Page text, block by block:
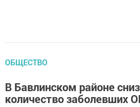
ОБЩЕСТВО
В Бавлинском районе
количество заболевших